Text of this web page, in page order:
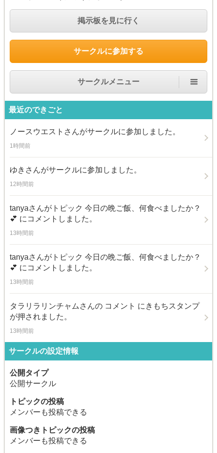
掲示板を見に行く
サークルに参加する
サークルメニュー
最近のできごと
ノースウエスト さんがサークルに参加しました。
1時間前
ゆき さんがサークルに参加しました。
12時間前
tanyaさんがトピック 今日の晩ご飯、何食べましたか？
💕 にコメントしました。
13時間前
tanyaさんがトピック 今日の晩ご飯、何食べましたか？
💕 にコメントしました。
13時間前
タラリラリンチャムさんの コメント にきもちスタンプ
が押されました。
13時間前
サークルの設定情報
公開タイプ
公開サークル
トピックの投稿
メンバーも投稿できる
画像つきトピックの投稿
メンバーも投稿できる